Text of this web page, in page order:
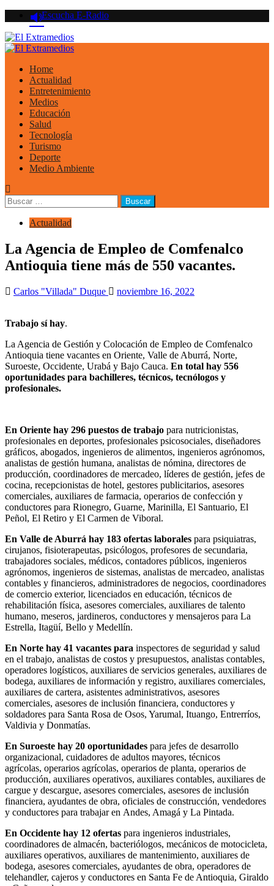
al
contenido
Escucha E-Radio
Primary
Home
Actualidad
Entretenimiento
Medios
Educación
Salud
Tecnología
Turismo
Deporte
Medio Ambiente
Buscar:
Actualidad
La Agencia de Empleo de Comfenalco
Antioquia tiene más de 550 vacantes.
Carlos "Villada" Duque noviembre 16, 2022
Trabajo sí hay.
La Agencia de Gestión y Colocación de Empleo de Comfenalco
Antioquia tiene vacantes en Oriente, Valle de Aburrá, Norte,
Suroeste, Occidente, Urabá y Bajo Cauca. En total hay 556
oportunidades para bachilleres, técnicos, tecnólogos y
profesionales.
En Oriente hay 296 puestos de trabajo para nutricionistas,
profesionales en deportes, profesionales psicosociales, diseñadores
gráficos, abogados, ingenieros de alimentos, ingenieros agrónomos,
analistas de gestión humana, analistas de nómina, directores de
producción, coordinadores de mercadeo, líderes de gestión, jefes de
cocina, recepcionistas de hotel, gestores publicitarios, asesores
comerciales, auxiliares de farmacia, operarios de confección y
conductores para Rionegro, Guarne, Marinilla, El Santuario, El
Peñol, El Retiro y El Carmen de Viboral.
En Valle de Aburrá hay 183 ofertas laborales para psiquiatras,
cirujanos, fisioterapeutas, psicólogos, profesores de secundaria,
trabajadores sociales, médicos, contadores públicos, ingenieros
agrónomos, ingenieros de sistemas, analistas de mercadeo, analistas
contables y financieros, administradores de negocios, coordinadores
de comercio exterior, licenciados en educación, técnicos de
rehabilitación física, asesores comerciales, auxiliares de talento
humano, meseros, jardineros, conductores y mensajeros para La
Estrella, Itagüí, Bello y Medellín.
En Norte hay 41 vacantes para inspectores de seguridad y salud
en el trabajo, analistas de costos y presupuestos, analistas contables,
operadores logísticos, auxiliares de servicios generales, auxiliares de
bodega, auxiliares de información y registro, auxiliares comerciales,
auxiliares de cartera, asistentes administrativos, asesores
comerciales, asesores de inclusión financiera, conductores y
soldadores para Santa Rosa de Osos, Yarumal, Ituango, Entrerríos,
Valdivia y Donmatías.
En Suroeste hay 20 oportunidades para jefes de desarrollo
organizacional, cuidadores de adultos mayores, técnicos
agrícolas, operarios agrícolas, operarios de planta, operarios de
producción, auxiliares operativos, auxiliares contables, auxiliares de
cargue y descargue, asesores comerciales, asesores de inclusión
financiera, ayudantes de obra, oficiales de construcción, vendedores
y conductores para trabajar en Andes, Amagá y La Pintada.
En Occidente hay 12 ofertas para ingenieros industriales,
coordinadores de almacén, bacteriólogos, mecánicos de motocicleta,
auxiliares operativos, auxiliares de mantenimiento, auxiliares de
bodega, asesores comerciales, ayudantes de obra, operadores de
telehandler, cajeros y conductores en Santa Fe de Antioquia, Giraldo